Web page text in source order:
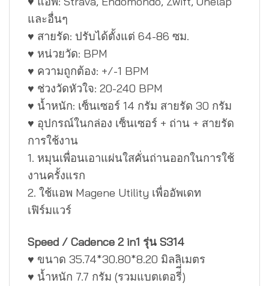
และอื่นๆ
♥ สายรัด: ปรับได้ตั้งแต่ 64-86 ซม.
♥ หน่วยวัด: BPM
♥ ความถูกต้อง: +/-1 BPM
♥ ช่วงวัดหัวใจ: 20-240 BPM
♥ น้ำหนัก: เซ็นเซอร์ 14 กรัม สายรัด 30 กรัม
♥ อุปกรณ์ในกล่อง เซ็นเซอร์ + ถ่าน + สายรัด
การใช้งาน
1. หมุนเพื่อนเอาแผ่นใสคั่นถ่านออกในการใช้
งานครั้งแรก
2. ใช้แอพ Magene Utility เพื่ออัพเดท
เฟิร์มแวร์
Speed / Cadence 2 in1 รุ่น S314
♥ ขนาด 35.74*30.80*8.20 มิลลิเมตร
♥ น้ำหนัก 7.7 กรัม (รวมแบตเตอรี่ี่)